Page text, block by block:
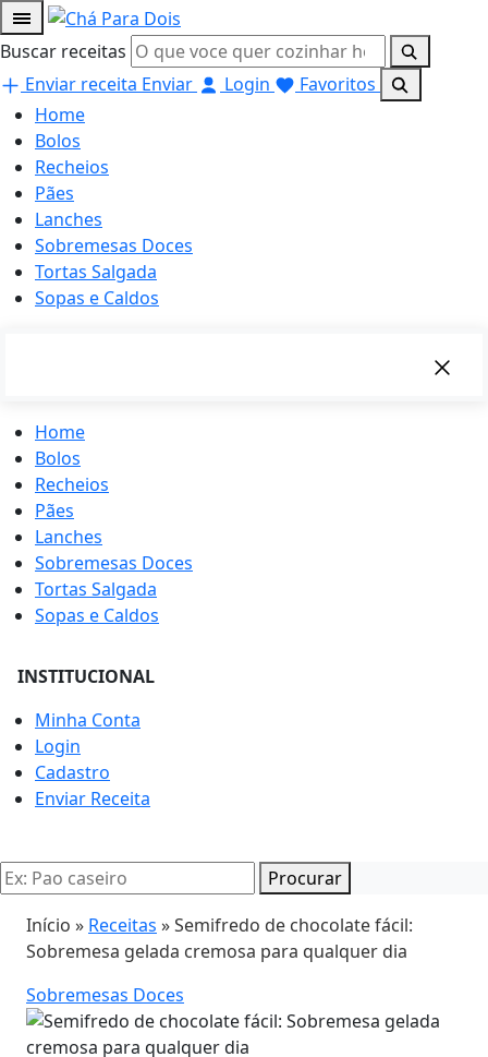
Buscar receitas
Enviar receita Enviar Login
Favoritos
Home
Bolos
Recheios
Pães
Lanches
Sobremesas Doces
Tortas Salgada
Sopas e Caldos
Home
Bolos
Recheios
Pães
Lanches
Sobremesas Doces
Tortas Salgada
Sopas e Caldos
INSTITUCIONAL
Minha Conta
Login
Cadastro
Enviar Receita
Procurar
Início » Receitas »Semifredo de chocolate fácil:
Sobremesa gelada cremosa para qualquer dia
Sobremesas Doces